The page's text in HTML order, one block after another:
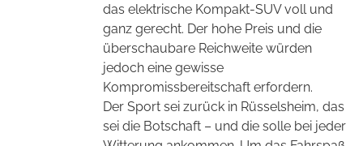
das elektrische Kompakt-SUV voll und
ganz gerecht. Der hohe Preis und die
überschaubare Reichweite würden
jedoch eine gewisse
Kompromissbereitschaft erfordern.
Der Sport sei zurück in Rüsselsheim, das
sei die Botschaft – und die solle bei jeder